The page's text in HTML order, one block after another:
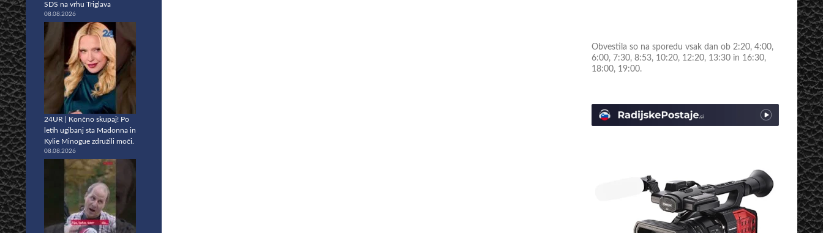
Obvestila so na sporedu vsak dan ob 2:20, 4:00,
6:00, 7:30, 8:53, 10:20, 12:20, 13:30 in 16:30,
18:00, 19:00.
SDS na vrhu Triglava
08.08.2026
24UR | Končno skupaj! Po
letih ugibanj sta Madonna in
Kylie Minogue združili moči.
08.08.2026